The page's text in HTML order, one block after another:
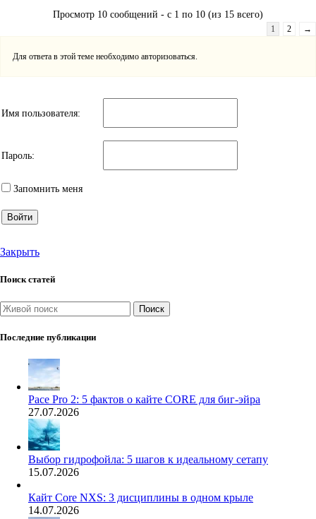
Просмотр 10 сообщений - с 1 по 10 (из 15 всего)
1 2 →
Для ответа в этой теме необходимо авторизоваться.
Имя пользователя:
Пароль:
Запомнить меня
Войти
Закрыть
Поиск статей
Поиск
Последние публикации
Pace Pro 2: 5 фактов о кайте CORE для биг-эйра
27.07.2026
Выбор гидрофойла: 5 шагов к идеальному сетапу
15.07.2026
Кайт Core NXS: 3 дисциплины в одном крыле
14.07.2026